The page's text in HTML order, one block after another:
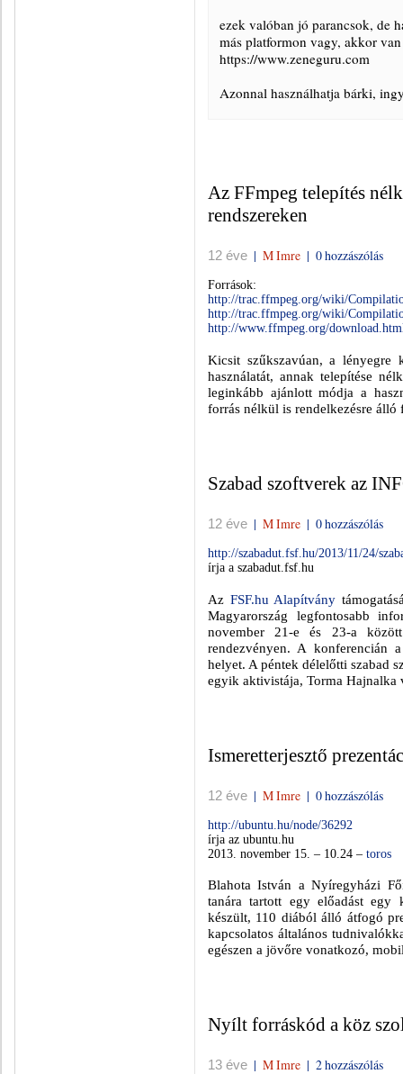
ezek valóban jó parancsok, de
más platformon vagy, akkor
https://www.zeneguru.com
Azonnal használhatja bárki,
Az FFmpeg telepítés
rendszereken
12 éve | M Imre | 0 hozzászólás
Források:
http://trac.ffmpeg.org/wiki/
http://trac.ffmpeg.org/wiki/
http://www.ffmpeg.org/
Kicsit szűkszavúan, a lényegre
használatát, annak telepítése
leginkább ajánlott módja a
forrás nélkül is rendelkezésre álló
Szabad szoftverek az
12 éve | M Imre | 0 hozzászólás
http://szabadut.fsf.hu/2013/11/24/
írja a szabadut.fsf.hu
Az FSF.hu Alapítvány
Magyarország legfontosabb
november 21-e és 23-a
rendezvényen. A konferencián
helyet. A péntek délelőtti szabad
egyik aktivistája, Torma Hajnalka
Ismeretterjesztő
12 éve | M Imre | 0 hozzászólás
http://ubuntu.hu/node/36292
írja az ubuntu.hu
2013. november 15. – 10.24 – toros
Blahota István a Nyíregyházi
tanára tartott egy előadást egy
készült, 110 diából álló átfogó
kapcsolatos általános
egészen a jövőre vonatkozó,
Nyílt forráskód a köz
13 éve | M Imre | 2 hozzászólás